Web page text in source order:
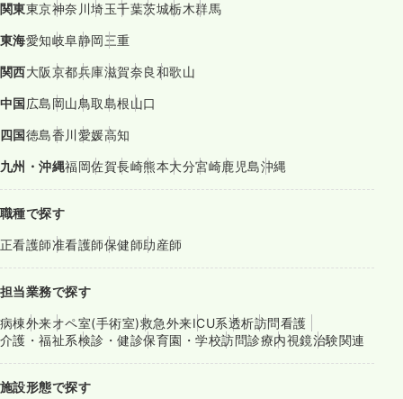
関東東京神奈川埼玉千葉茨城栃木群馬
東海愛知岐阜静岡三重
関西大阪京都兵庫滋賀奈良和歌山
中国広島岡山鳥取島根山口
四国徳島香川愛媛高知
九州・沖縄福岡佐賀長崎熊本大分宮崎鹿児島沖縄
職種で探す
正看護師准看護師保健師助産師
担当業務で探す
病棟外来オペ室(手術室)救急外来ICU系透析訪問看護
介護・福祉系検診・健診保育園・学校訪問診療内視鏡治験関連
施設形態で探す